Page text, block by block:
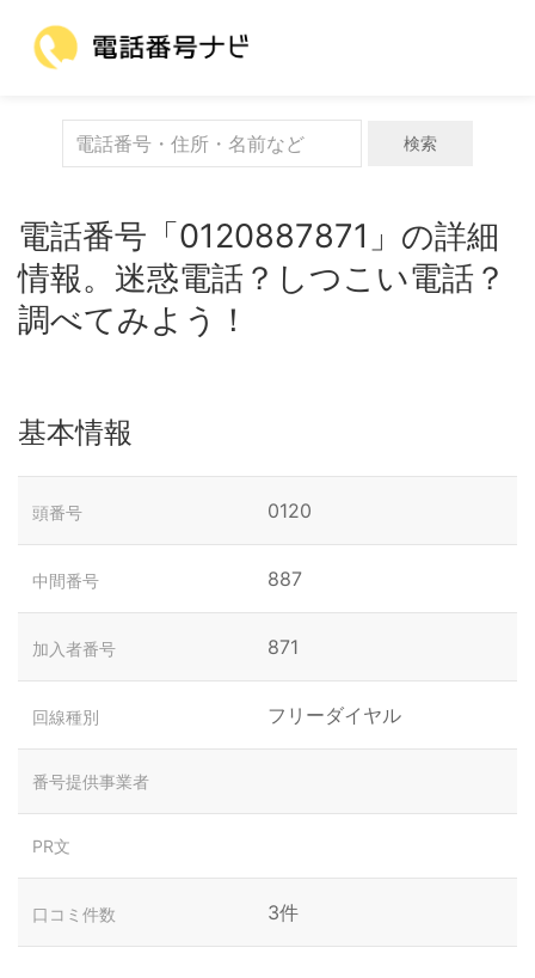
検索
電話番号「0120887871」の詳細
情報。迷惑電話？しつこい電話？
調べてみよう！
基本情報
頭番号 0120
中間番号 887
加入者番号 871
回線種別 フリーダイヤル
番号提供事業者
PR文
口コミ件数 3件